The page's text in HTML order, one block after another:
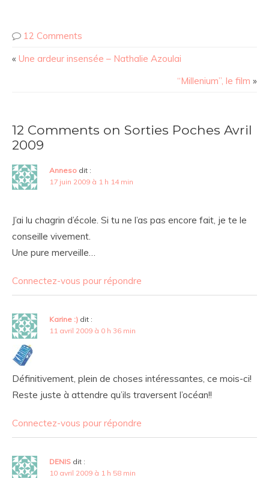
12 Comments
« Une ardeur insensée – Nathalie Azoulai
“Millenium”, le film »
12 Comments on Sorties Poches Avril
2009
Anneso dit :
17 juin 2009 à 1 h 14 min
J’ai lu chagrin d’école. Si tu ne l’as pas encore fait, je te le
conseille vivement.
Une pure merveille…
Connectez-vous pour répondre
Karine :) dit :
11 avril 2009 à 0 h 36 min
Définitivement, plein de choses intéressantes, ce mois-ci!
Reste juste à attendre qu’ils traversent l’océan!!
Connectez-vous pour répondre
DENIS dit :
10 avril 2009 à 1 h 58 min